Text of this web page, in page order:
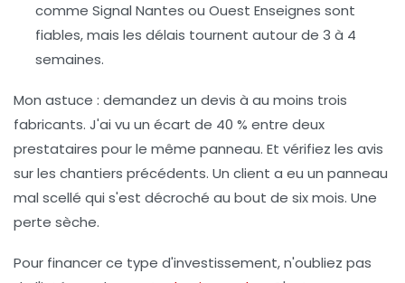
comme Signal Nantes ou Ouest Enseignes sont
fiables, mais les délais tournent autour de 3 à 4
semaines.
Mon astuce : demandez un devis à au moins trois
fabricants. J'ai vu un écart de 40 % entre deux
prestataires pour le même panneau. Et vérifiez les avis
sur les chantiers précédents. Un client a eu un panneau
mal scellé qui s'est décroché au bout de six mois. Une
perte sèche.
Pour financer ce type d'investissement, n'oubliez pas